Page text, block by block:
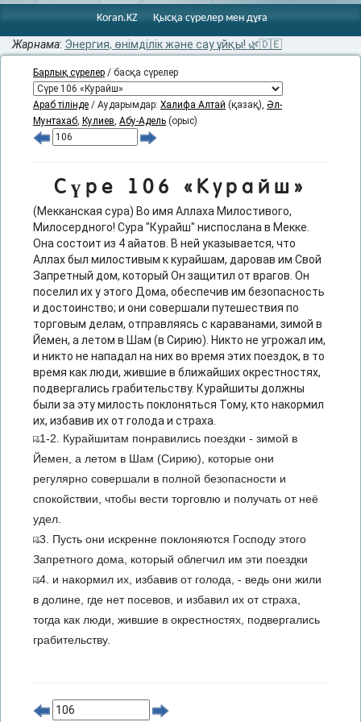
Koran.KZ Қысқа сүрелер мен дұға
Жарнама: Энергия, өнімділік және сау ұйқы! 🌿🇩🇪
Барлық сүрелер / басқа сүрелер
Араб тілінде / Аударымдар: Халифа Алтай (қазақ), Әл-
Мунтахаб, Кулиев, Абу-Адель (орыс)
Сүре 106 «Курайш»
(Мекканская сура) Во имя Аллаха Милостивого,
Милосердного! Сура "Курайш" ниспослана в Мекке.
Она состоит из 4 айатов. В ней указывается, что
Аллах был милостивым к курайшам, даровав им Свой
Запретный дом, который Он защитил от врагов. Он
поселил их у этого Дома, обеспечив им безопасность
и достоинство; и они совершали путешествия по
торговым делам, отправляясь с караванами, зимой в
Йемен, а летом в Шам (в Сирию). Никто не угрожал им,
и никто не нападал на них во время этих поездок, в то
время как люди, жившие в ближайших окрестностях,
подвергались грабительству. Курайшиты должны
были за эту милость поклоняться Тому, кто накормил
их, избавив их от голода и страха.
1-2. Курайшитам понравились поездки - зимой в
Йемен, а летом в Шам (Сирию), которые они
регулярно совершали в полной безопасности и
спокойствии, чтобы вести торговлю и получать от неё
удел.
3. Пусть они искренне поклоняются Господу этого
Запретного дома, который облегчил им эти поездки
4. и накормил их, избавив от голода, - ведь они жили
в долине, где нет посевов, и избавил их от страха,
тогда как люди, жившие в окрестностях, подвергались
грабительству.